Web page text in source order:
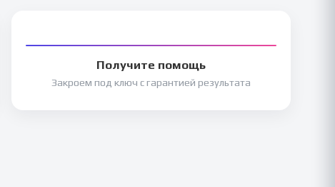
Получите помощь
Закроем под ключ с гарантией результата